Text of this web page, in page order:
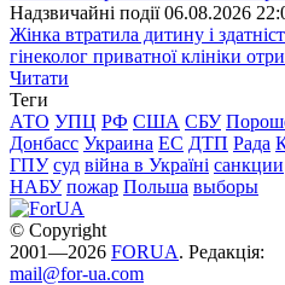
Надзвичайні події 06.08.2026
Жінка втратила дитину і
гінеколог приватної клініки
Читати
Теги
АТО УПЦ РФ США СБУ
Донбасс Украина ЕС ДТП Рада
ГПУ суд війна в Україні санкции
НАБУ пожар Польша выборы
© Copyright
2001—2026 FORUA. Редакція:
mail@for-ua.com